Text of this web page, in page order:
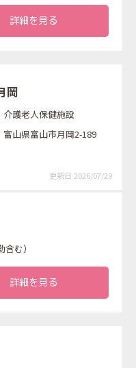
詳細を見る
岡
介護老人保健施設
富山県富山市月岡2-189
更新日 2026/07/29
む）
詳細を見る